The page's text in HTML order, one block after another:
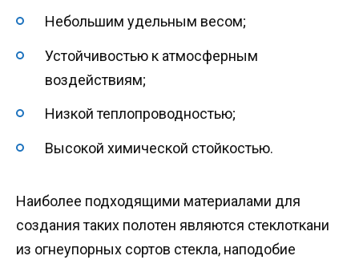
Небольшим удельным весом;
Устойчивостью к атмосферным
воздействиям;
Низкой теплопроводностью;
Высокой химической стойкостью.
Наиболее подходящими материалами для
создания таких полотен являются стеклоткани
из огнеупорных сортов стекла, наподобие